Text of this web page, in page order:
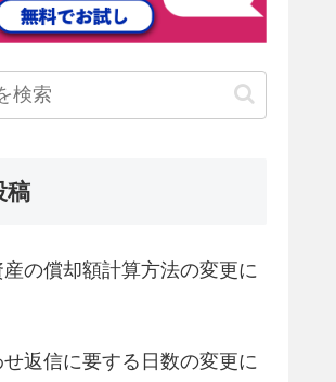
稿
の償却額計算方法の変更に
返信に要する日数の変更に